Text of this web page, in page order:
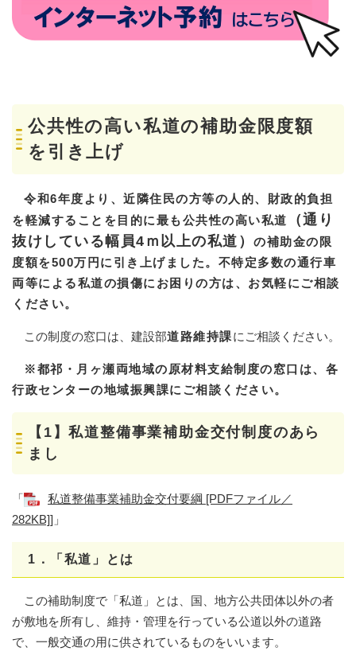
公共性の高い私道の補助金限度額
を引き上げ
令和6年度より、近隣住民の方等の人的、財政的負担
を軽減することを目的に最も公共性の高い私道
（通り
抜けしている幅員4ｍ以上の私道） の補助金の限
度額を500万円に引き上げました。不特定多数の通行車
両等による私道の損傷にお困りの方は、お気軽にご相談
ください。
この制度の窓口は、建設部道路維持課にご相談ください。
※都祁・月ヶ瀬両地域の原材料支給制度の窓口は、各
行政センターの地域振興課にご相談ください。
【1】私道整備事業補助金交付制度のあら
まし
「
私道整備事業補助金交付要綱 [PDFファイル／
282KB]]」
1．「私道」とは
この補助制度で「私道」とは、国、地方公共団体以外の者
が敷地を所有し、維持・管理を行っている公道以外の道路
で、一般交通の用に供されているものをいいます。